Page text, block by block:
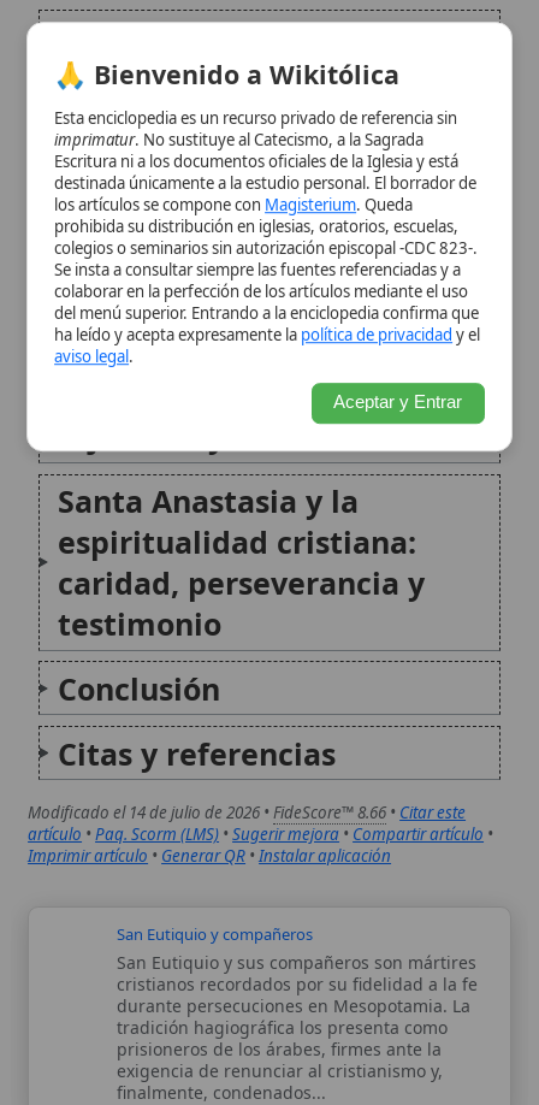
leyendas romanas
Iconografía y elementos
devocionales
Patronazgo: mártires, viudas,
tejedores y exorcistas
Santa Anastasia y la
espiritualidad cristiana:
caridad, perseverancia y
testimonio
Citas y referencias
Modificado el 14 de julio de 2026 •FideScore™ 8.66•Citar este
artículo Paq. Scorm (LMS)
Imprimir artículo •Generar QR•Instalar aplicación
San Eutiquio y compañeros
San Eutiquio y sus compañeros son mártires
cristianos recordados por su fidelidad a la fe
durante persecuciones en Mesopotamia. La
prisioneros de los árabes, firmes ante la
exigencia de renunciar al cristianismo y,
Proclamación del Evangelio
de un texto bíblico. Representa la presencia
viva de Cristo que habla a su pueblo...
Autor: Comité editorial
Artículo supervisado por el Comité
editorial de Wikitólica. Las afirmaciones
prohibida su distribución en iglesias, oratorios, escuelas,
colegios o seminarios sin autorización episcopal -CDC 823-.
colaborar en la perfección de los artículos mediante el uso
del menú superior. Entrando a la enciclopedia confirma que
ha leído y acepta expresamente la política de privacidad
y el
aviso legal.
Aceptar y Entrar